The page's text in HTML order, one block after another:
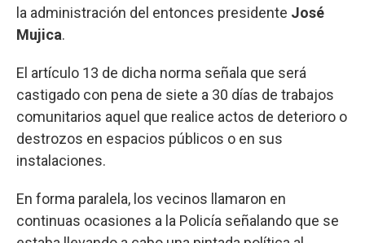
la administración del entonces presidente José
Mujica.
El artículo 13 de dicha norma señala que será
castigado con pena de siete a 30 días de trabajos
comunitarios aquel que realice actos de deterioro o
destrozos en espacios públicos o en sus
instalaciones.
En forma paralela, los vecinos llamaron en
continuas ocasiones a la Policía señalando que se